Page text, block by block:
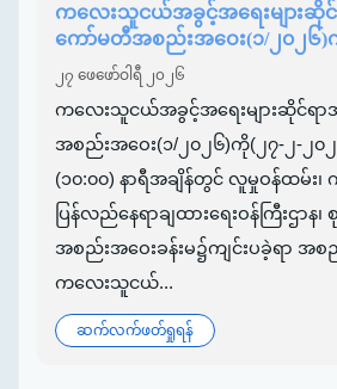
ကလေးသူငယ်အခွင့်အရေးများဆိုင်
ကော်မတီအစည်းအဝေး(၁/၂၀၂၆)က
၂၇ ဖေဖော်ဝါရီ ၂၀၂၆
ကလေးသူငယ်အခွင့်အရေးများဆိုင်ရာ
အစည်းအဝေး(၁/၂၀၂၆)ကို(၂၇-၂-၂၀
(၁၀:၀၀) နာရီအချိန်တွင် လူမှုဝန်ထမ်း
ပြန်လည်နေရာချထားရေးဝန်ကြီးဌာန၊ စု
အစည်းအဝေးခန်းမ၌ကျင်းပခဲ့ရာ အ
ကလေးသူငယ်...
ဆက်လက်ဖတ်ရှုရန်